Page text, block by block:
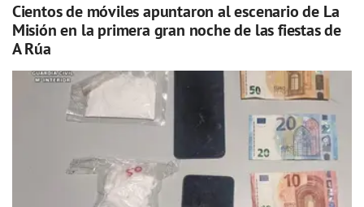
Cientos de móviles apuntaron al escenario de La
Misión en la primera gran noche de las fiestas de
A Rúa